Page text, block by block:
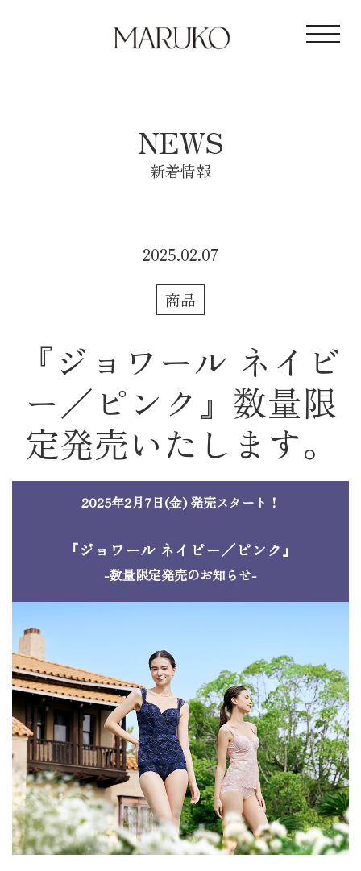
NEWS
新着情報
2025.02.07
商品
『ジョワール ネイビ
ー／ピンク』数量限
定発売いたします。
2025年2月7日(金) 発売スタート！
『ジョワール ネイビー／ピンク』
-数量限定発売のお知らせ-